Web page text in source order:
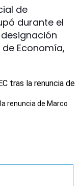
de
durante el
Economía,
renuncia de Marco